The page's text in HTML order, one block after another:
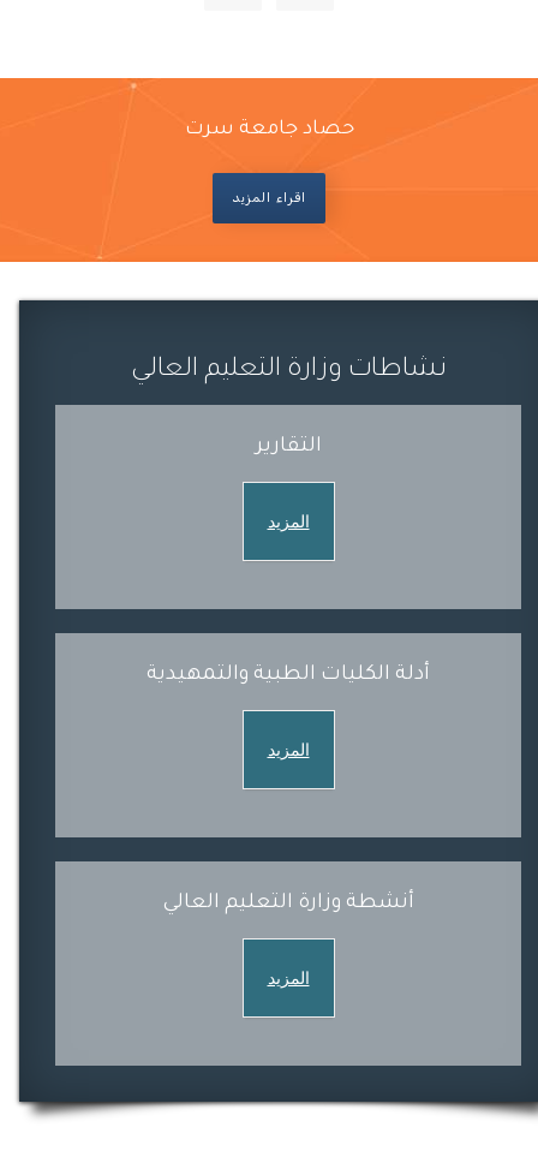
حصاد جامعة سرت
اقراء المزيد
نشاطات وزارة التعليم العالي
التقارير
المزيد
أدلة الكليات الطبية والتمهيدية
المزيد
أنشطة وزارة التعليم العالي
المزيد